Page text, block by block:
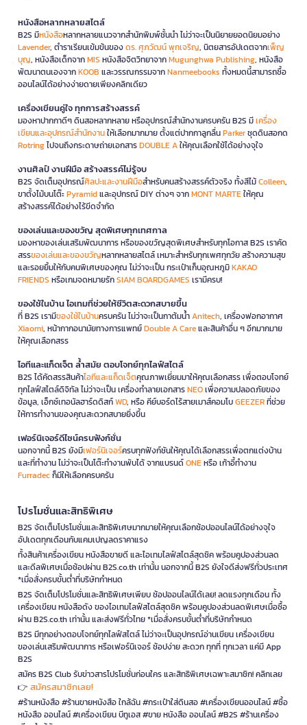
หนังสือหลากหลายสไตล์
B2S มีหนังสือหลากหลายแนวจากสำนักพิมพ์ชั้นนำ ไม่ว่าจะเป็นนิยายยอดนิยมอย่าง
Lavender, ตำราเรียนเข้มข้นของดร. ศุภวัฒน์ พุกเจริญ, นิตยสารอัปเดตจากเพ็ญ
บุญ, หนังสือเด็กจากMIS หนังสือจิตวิทยาจากMugunghwa Publishing, หนังสือ
พัฒนาตนเองจากKOOB และวรรณกรรมจากNanmeebooks ทั้งหมดนี้สามารถซื้อ
ออนไลน์ได้อย่างง่ายดายเพียงคลิกเดียว
เครื่องเขียนคู่ใจ ทุกการสร้างสรรค์
มองหาปากกาดีๆ ดินสอหลากหลาย หรืออุปกรณ์สำนักงานครบครัน B2S มีเครื่อง
เขียนและอุปกรณ์สำนักงานให้เลือกมากมาย ตั้งแต่ปากกาลูกลื่นParkerชุดดินสอกด
Rotringไปจนถึงกระดาษถ่ายเอกสารDOUBLE Aให้คุณเลือกใช้ได้อย่างจุใจ
งานศิลป์ งานฝีมือ สร้างสรรค์ไม่รู้จบ
B2S จัดเต็มอุปกรณ์ศิลปะและงานฝีมือสำหรับคนสร้างสรรค์ตัวจริง ทั้งสีไม้Colleen,
ขาตั้งไม้บนโต๊ะPyramidและอุปกรณ์ DIY ต่างๆ จากMONT MARTEให้คุณ
สร้างสรรค์ได้อย่างไร้ขีดจำกัด
ของเล่นและของขวัญ สุดพิเศษทุกเทศกาล
มองหาของเล่นเสริมพัฒนาการ หรือของขวัญสุดพิเศษสำหรับทุกโอกาส B2S เราคัด
สรรของเล่นและของขวัญหลากหลายสไตล์ เหมาะสำหรับทุกเพศทุกวัย สร้างความสุข
และรอยยิ้มให้กับคนพิเศษของคุณ ไม่ว่าจะเป็น กระเป๋าเก็บอุณหภูมิKAKAO
FRIENDS หรือเกมจดหมายรักSIAM BOARDGAMES เรามีครบ!
ของใช้ในบ้าน ไอเทมที่ช่วยให้ชีวิตสะดวกสบายขึ้น
ที่ B2S เรามีของใช้ในบ้านครบครัน ไม่ว่าจะเป็นกาต้มน้ำAnitech, เครื่องฟอกอากาศ
Xiaomi, หน้ากากอนามัยทางการแพทย์Double A Careและสินค้าอื่น ๆ อีกมากมาย
ให้คุณเลือกสรร
ไอทีและแก็ดเจ็ต ล้ำสมัย ตอบโจทย์ทุกไลฟ์สไตล์
B2S ได้คัดสรรสินค้าไอทีและแก็ดเจ็ตคุณภาพเยี่ยมมาให้คุณเลือกสรร เพื่อตอบโจทย์
ทุกไลฟ์สไตล์ดิจิทัล ไม่ว่าจะเป็น เครื่องทำลายเอกสารNEOเพื่อความปลอดภัยของ
ข้อมูล, เอ็กซ์เทอนัลฮาร์ดดิสก์WD, หรือ คีย์บอร์ดไร้สายเมาส์คอมโบGEEZERที่ช่วย
ให้การทำงานของคุณสะดวกสบายยิ่งขึ้น
เฟอร์นิเจอร์ดีไซน์ครบฟังก์ชั่น
นอกจากนี้ B2S ยังมีเฟอร์นิเจอร์ครบทุกฟังก์ชันให้คุณได้เลือกสรรเพื่อตกแต่งบ้าน
และที่ทำงาน ไม่ว่าจะเป็นโต๊ะทำงานพับได้ จากแบรนด์ONEหรือ เก้าอี้ทำงาน
Furradecก็มีให้เลือกครบครัน
โปรโมชั่นและสิทธิพิเศษ
B2S จัดเต็มโปรโมชั่นและสิทธิพิเศษมากมายให้คุณเลือกช้อปออนไลน์ได้อย่างจุใจ
อัปเดตทุกเดือนกับแคมเปญลดราคาแรง
ทั้งสินค้าเครื่องเขียน หนังสือขายดี และไอเทมไลฟ์สไตล์สุดชิค พร้อมคูปองส่วนลด
และดีลพิเศษเมื่อช้อปผ่าน B2S.co.th เท่านั้น นอกจากนี้ B2S ยังใจดีส่งฟรีทั่วประเทศ
*เมื่อสั่งครบขั้นต่ำที่บริษัทกำหนด
B2S จัดเต็มโปรโมชั่นและสิทธิพิเศษเพียบ ช้อปออนไลน์ได้เลย! ลดแรงทุกเดือน ทั้ง
เครื่องเขียน หนังสือดัง ของไอเทมไลฟ์สไตล์สุดชิค พร้อมคูปองส่วนลดพิเศษเมื่อซื้อ
ผ่าน B2S.co.th เท่านั้น และส่งฟรีทั่วไทย *เมื่อสั่งครบขั้นต่ำที่บริษัทกำหนด
B2S มีทุกอย่างตอบโจทย์ทุกไลฟ์สไตล์ ไม่ว่าจะเป็นอุปกรณ์อ่านเขียน เครื่องเขียน
ของเล่นเสริมพัฒนาการ หรือเฟอร์นิเจอร์ ช้อปง่าย สะดวก ทุกที่ ทุกเวลา แค่มี App
B2S
สมัคร B2S Club รับข่าวสารโปรโมชั่นก่อนใคร และสิทธิพิเศษเฉพาะสมาชิก! คลิกเลย
👉 สมัครสมาชิกเลย!
#ร้านหนังสือ #ร้านขายหนังสือ ใกล้ฉัน #กระเป๋าใส่ดินสอ #เครื่องเขียนออนไลน์ #ซื้อ
หนังสือ ออนไลน์ #เครื่องเขียน บีทูเอส #ขาย หนังสือ ออนไลน์ #B2S #ร้านเครื่อง